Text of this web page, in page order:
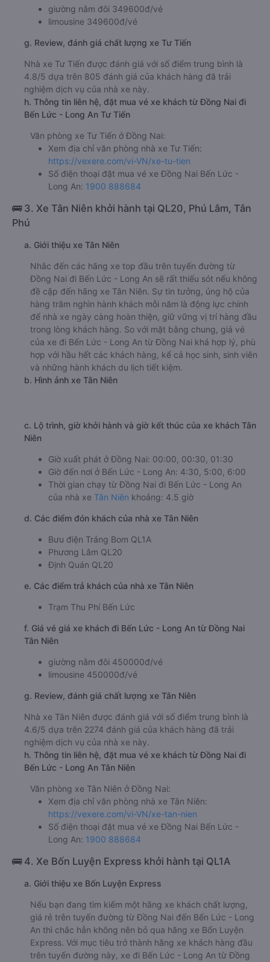
giường nằm đôi 349600đ/vé
limousine 349600đ/vé
g. Review, đánh giá chất lượng xe Tư Tiến
Nhà xe Tư Tiến được đánh giá với số điểm trung bình là
4.8/5 dựa trên 805 đánh giá của khách hàng đã trải
nghiệm dịch vụ của nhà xe này.
h. Thông tin liên hệ, đặt mua vé xe khách từ Đồng Nai đi
Bến Lức - Long An Tư Tiến
Văn phòng xe Tư Tiến ở Đồng Nai:
Xem địa chỉ văn phòng nhà xe Tư Tiến:
https://vexere.com/vi-VN/xe-tu-tien
Số điện thoại đặt mua vé xe Đồng Nai Bến Lức -
Long An: 1900 888684
🚌 3. Xe Tân Niên khởi hành tại QL20, Phú Lâm, Tân
Phú
a. Giới thiệu xe Tân Niên
Nhắc đến các hãng xe top đầu trên tuyến đường từ
Đồng Nai đi Bến Lức - Long An sẽ rất thiếu sót nếu không
đề cập đến hãng xe Tân Niên. Sự tin tưởng, ủng hộ của
hàng trăm nghìn hành khách mỗi năm là động lực chính
để nhà xe ngày càng hoàn thiện, giữ vững vị trí hàng đầu
trong lòng khách hàng. So với mặt bằng chung, giá vé
của xe đi Bến Lức - Long An từ Đồng Nai khá hợp lý, phù
hợp với hầu hết các khách hàng, kể cả học sinh, sinh viên
và những hành khách du lịch tiết kiệm.
b. Hình ảnh xe Tân Niên
c. Lộ trình, giờ khởi hành và giờ kết thúc của xe khách Tân
Niên
Giờ xuất phát ở Đồng Nai: 00:00, 00:30, 01:30
Giờ đến nơi ở Bến Lức - Long An: 4:30, 5:00, 6:00
Thời gian chạy từ Đồng Nai đi Bến Lức - Long An
của nhà xe Tân Niên khoảng: 4.5 giờ
d. Các điểm đón khách của nhà xe Tân Niên
Bưu điện Trảng Bom QL1A
Phương Lâm QL20
Định Quán QL20
e. Các điểm trả khách của nhà xe Tân Niên
Trạm Thu Phí Bến Lức
f. Giá vé giá xe khách đi Bến Lức - Long An từ Đồng Nai
Tân Niên
giường nằm đôi 450000đ/vé
limousine 450000đ/vé
g. Review, đánh giá chất lượng xe Tân Niên
Nhà xe Tân Niên được đánh giá với số điểm trung bình là
4.6/5 dựa trên 2274 đánh giá của khách hàng đã trải
nghiệm dịch vụ của nhà xe này.
h. Thông tin liên hệ, đặt mua vé xe khách từ Đồng Nai đi
Bến Lức - Long An Tân Niên
Văn phòng xe Tân Niên ở Đồng Nai:
Xem địa chỉ văn phòng nhà xe Tân Niên:
https://vexere.com/vi-VN/xe-tan-nien
Số điện thoại đặt mua vé xe Đồng Nai Bến Lức -
Long An: 1900 888684
🚌 4. Xe Bốn Luyện Express khởi hành tại QL1A
a. Giới thiệu xe Bốn Luyện Express
Nếu bạn đang tìm kiếm một hãng xe khách chất lượng,
giá rẻ trên tuyến đường từ Đồng Nai đến Bến Lức - Long
An thì chắc hẳn không nên bỏ qua hãng xe Bốn Luyện
Express. Với mục tiêu trở thành hãng xe khách hàng đầu
trên tuyến đường này, xe đi Bến Lức - Long An từ Đồng